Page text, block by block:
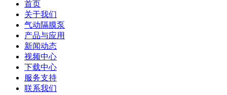
首页
关于我们
气动隔膜泵
产品与应用
新闻动态
视频中心
下载中心
服务支持
联系我们